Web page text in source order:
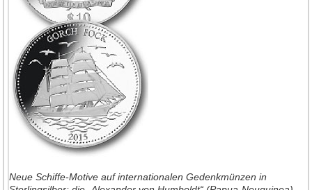
Neue Schiffe-Motive auf internationalen Gedenkmünzen in